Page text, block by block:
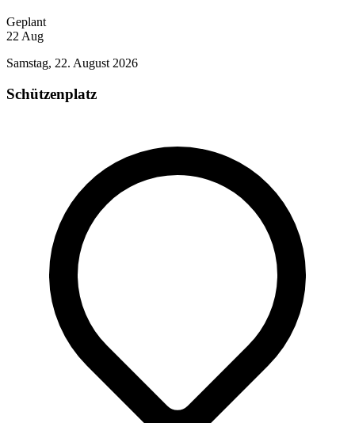
Geplant
22Aug
Samstag, 22. August 2026
Schützenplatz